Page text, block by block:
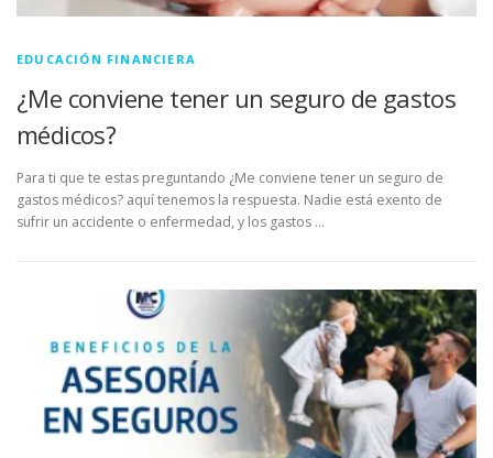
EDUCACIÓN FINANCIERA
¿Me conviene tener un seguro de gastos
médicos?
Para ti que te estas preguntando ¿Me conviene tener un seguro de
gastos médicos? aquí tenemos la respuesta. Nadie está exento de
sufrir un accidente o enfermedad, y los gastos …